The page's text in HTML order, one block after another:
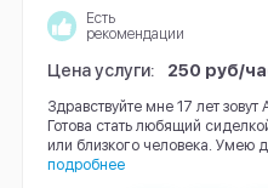
Есть
рекомендации
Цена услуги: 250 руб/
Здравствуйте мне 17 лет
Готова стать любящий
или близкого человека. Умею
подробнее